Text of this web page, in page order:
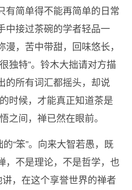
有简单得不能再简单的日常
中接过茶碗的学者轻品一
，苦中带甜，回味悠长，
独特”。铃木大拙请对方描
的所有词汇都摇头，却说
时候，才能真正知道茶是
之间，禅已然在眼前。
“笨”。向来大智若愚，既
，不是理论，不是哲学，也
讲，在这个享誉世界的禅者